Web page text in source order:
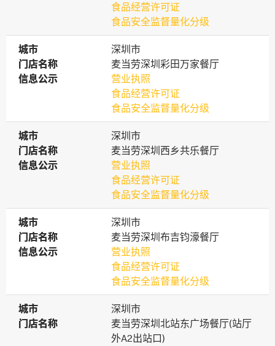
食品经营许可证
食品安全监督量化分级
城市
城市
深圳市
门店名称
门店名称
麦当劳深圳彩田万家餐厅
信息公示
信息公示
营业执照
食品经营许可证
食品安全监督量化分级
城市
城市
深圳市
门店名称
门店名称
麦当劳深圳西乡共乐餐厅
信息公示
信息公示
营业执照
食品经营许可证
食品安全监督量化分级
城市
城市
深圳市
门店名称
门店名称
麦当劳深圳布吉钧濠餐厅
信息公示
信息公示
营业执照
食品经营许可证
食品安全监督量化分级
城市
城市
深圳市
门店名称
门店名称
麦当劳深圳北站东广场餐厅(站厅
外A2出站口)